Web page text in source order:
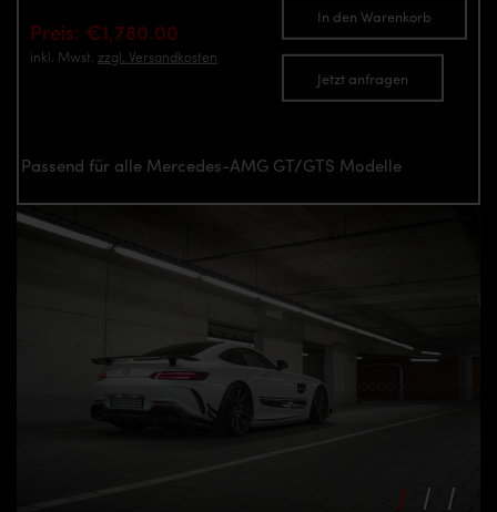
Preis: €1,780.00
inkl. Mwst. zzgl. Versandkosten
In den Warenkorb
Jetzt anfragen
Passend für alle Mercedes-AMG GT/GTS Modelle